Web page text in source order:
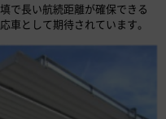
で長い航続距離が確保できる
車として期待されています。